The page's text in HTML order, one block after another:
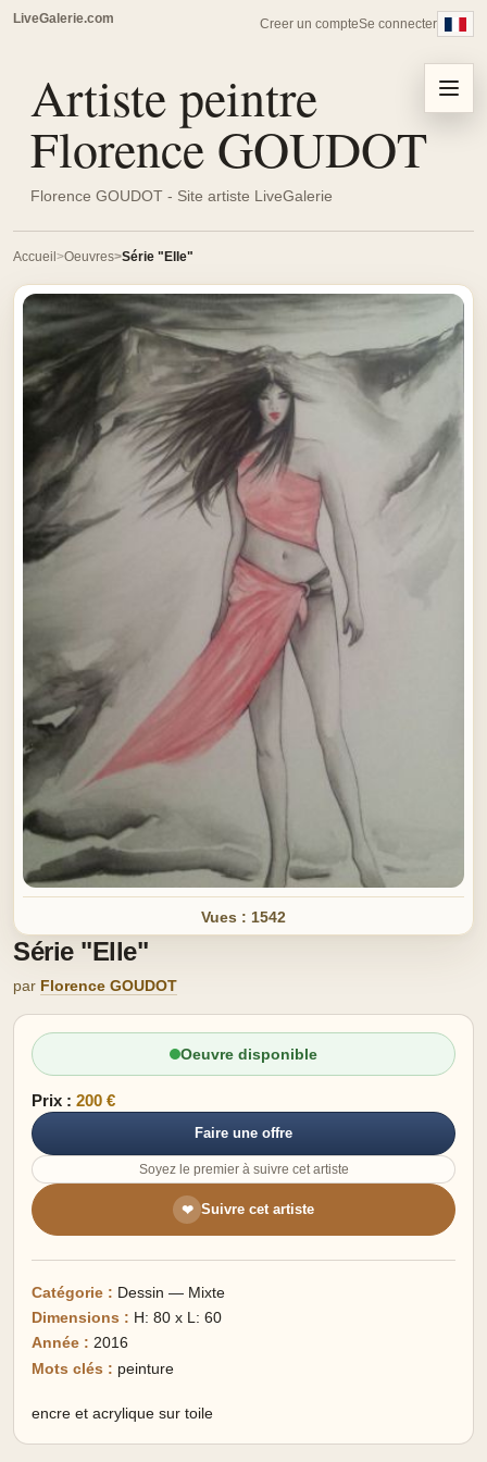
LiveGalerie.com Creer un compteSe connecter
Artiste peintre
Florence GOUDOT
Florence GOUDOT - Site artiste LiveGalerie
Menu
Accueil Oeuvres Série "Elle"
Vues : 1542
Série "Elle"
par Florence GOUDOT
Oeuvre disponible
Prix : 200 €
Faire une offre
Soyez le premier à suivre cet artiste
❤ Suivre cet artiste
Catégorie : Dessin — Mixte
Dimensions : H: 80 x L: 60
Année : 2016
Mots clés : peinture
encre et acrylique sur toile